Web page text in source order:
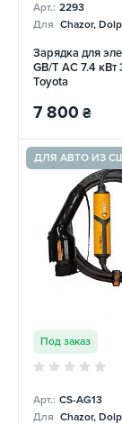
Арт.: 2293
Для Chazor,
Зарядка для
GB/T AC 7.4 кВт
Toyota
7 800 ₴
ДЛЯ АВТО ИЗ
Под заказ
Арт.: CS-AG13
Для Chazor,